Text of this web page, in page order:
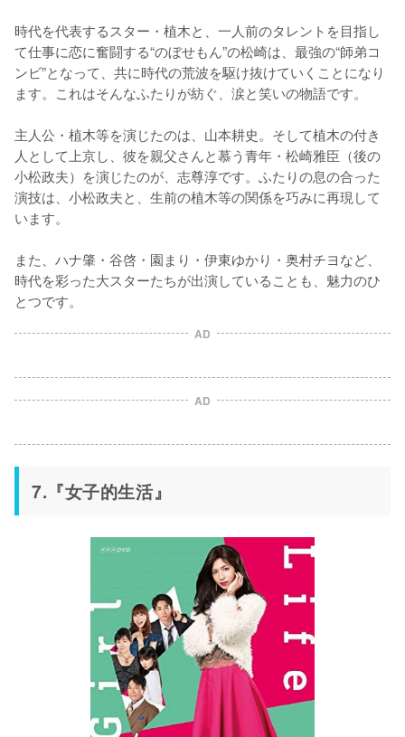
時代を代表するスター・植木と、一人前のタレントを目指し
て仕事に恋に奮闘する“のぼせもん”の松崎は、最強の“師弟コ
ンビ”となって、共に時代の荒波を駆け抜けていくことになり
ます。これはそんなふたりが紡ぐ、涙と笑いの物語です。
主人公・植木等を演じたのは、山本耕史。そして植木の付き
人として上京し、彼を親父さんと慕う青年・松崎雅臣（後の
小松政夫）を演じたのが、志尊淳です。ふたりの息の合った
演技は、小松政夫と、生前の植木等の関係を巧みに再現して
います。
また、ハナ肇・谷啓・園まり・伊東ゆかり・奥村チヨなど、
時代を彩った大スターたちが出演していることも、魅力のひ
とつです。
AD
AD
7.『女子的生活』